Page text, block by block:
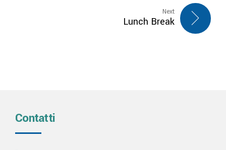
Next
Lunch Break
Contatti